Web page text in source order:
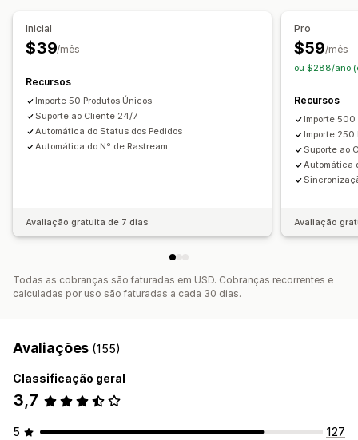
Produtos para adultos
Andorra Angola
Austrália Azerbaijão Bahamas
Barbados
Barein
Bermudas Brasil Brunei
Butão
Bélgica China Espanha Estados Unidos
Áustria
Inicial
$39/mês
Recursos
Importe 50 Produtos Únicos
Suporte ao Cliente 24/7
Automática do Status dos Pedidos
Automática do Nº de Rastream
Avaliação gratuita de 7 dias
Pro
$59/mês
ou $288/ano
Recursos
Importe 500
Importe 250
Suporte ao
Automática
Avaliação
Todas as cobranças são faturadas em USD. Cobranças recorrentes e
calculadas por uso são faturadas a cada 30 dias.
Avaliações (155)
Classificação geral
3,7
5
127